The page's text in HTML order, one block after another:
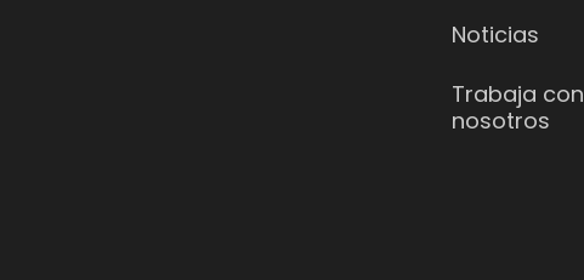
Noticias
Trabaja con
nosotros